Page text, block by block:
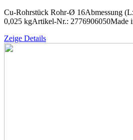
Cu-Rohrstück Rohr-Ø 16Abmessung
0,025 kgArtikel-Nr.: 2776906050Made
Zeige Details